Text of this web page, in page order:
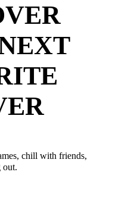
chill with friends,
out.